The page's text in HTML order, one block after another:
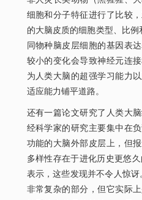
细胞和分子特征进行了比较
的大脑皮质的细胞类型、比例
同物种脑皮层细胞的基因表
较小的变化会导致神经元连
为人类大脑的超强学习能力
适应能力铺平道路。
还有一篇论文研究了人类大
经科学家的研究主要集中在
功能的大脑外部皮层上，但
多样性存在于进化历史更悠久
表示，这些发现并不令人惊
非常复杂的部分，但它实际